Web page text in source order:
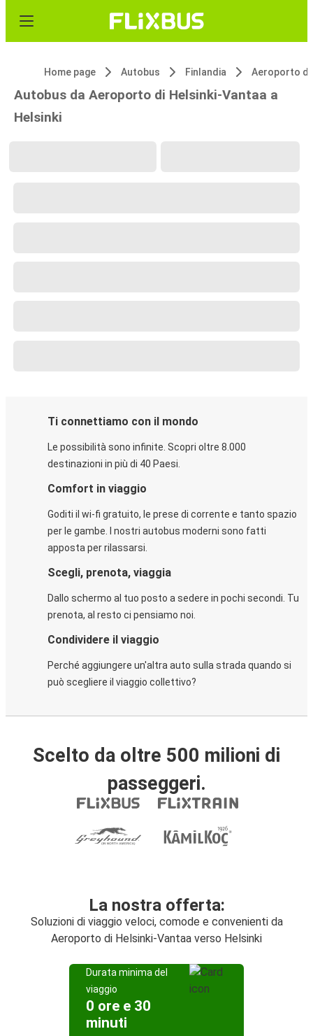
Home page Autobus Finlandia
Autobus da Aeroporto di Helsinki-Vantaa a
Helsinki
Ti connettiamo con il mondo
Le possibilità sono infinite. Scopri oltre 8.000
destinazioni in più di 40 Paesi.
Comfort in viaggio
Goditi il wi-fi gratuito, le prese di corrente e tanto spazio
per le gambe. I nostri autobus moderni sono fatti
apposta per rilassarsi.
Scegli, prenota, viaggia
Dallo schermo al tuo posto a sedere in pochi secondi. Tu
prenota, al resto ci pensiamo noi.
Condividere il viaggio
Perché aggiungere un'altra auto sulla strada quando si
può scegliere il viaggio collettivo?
Scelto da oltre 500 milioni di
passeggeri.
La nostra offerta:
Soluzioni di viaggio veloci, comode e convenienti da
Aeroporto di Helsinki-Vantaa verso Helsinki
Durata minima del
viaggio
0 ore e 30
minuti